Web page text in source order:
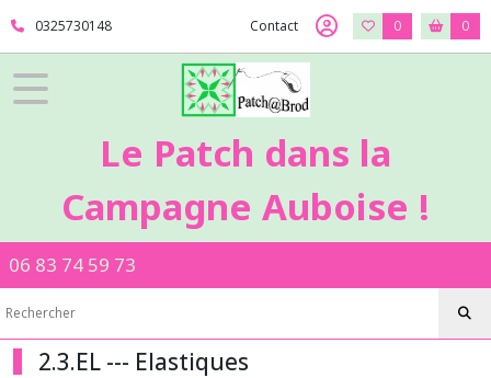
0325730148 Contact 0 0
Le Patch dans la
Campagne Auboise !
06 83 74 59 73
2.3.EL --- Elastiques
Fermer
FILTRES
Mercerie
2.2.PA
-
-
2.3.EL